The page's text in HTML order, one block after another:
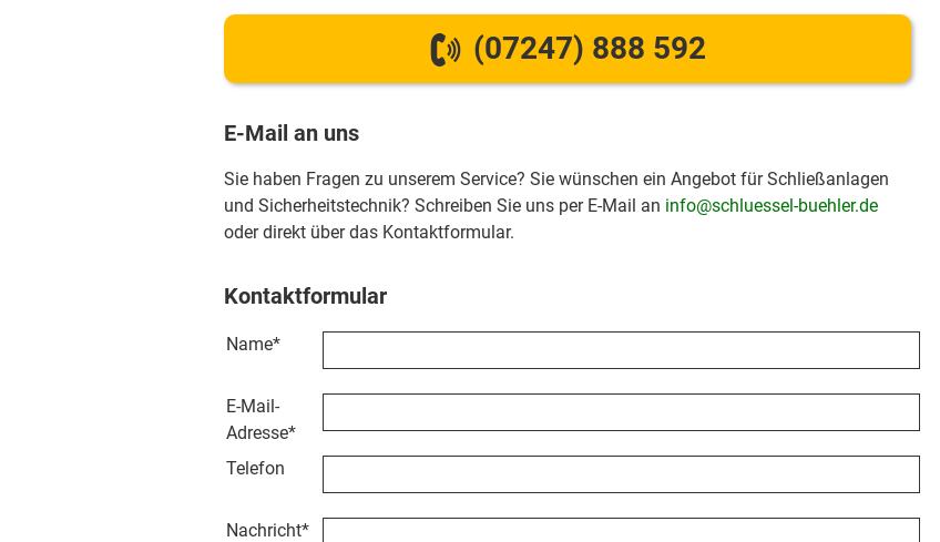
(07247) 888 592
E-Mail an uns
Sie haben Fragen zu unserem Service? Sie wünschen ein Angebot für Schließanlagen
und Sicherheitstechnik? Schreiben Sie uns per E-Mail an info@schluessel-buehler.de
oder direkt über das Kontaktformular.
Kontaktformular
Name*
E-Mail-
Adresse*
Telefon
Nachricht*